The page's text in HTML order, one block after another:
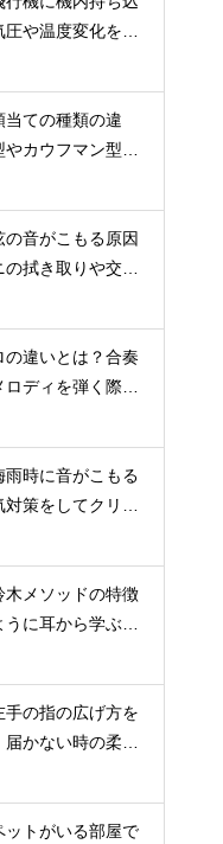
や温度変化を防
ての種類の違
やカウフマン型か
音がこもる原因
の拭き取りや交換
の違いとは？合奏
ロディを弾く際の
時に音がこもる
策をしてクリア
木メソッドの特徴
うに耳から学ぶ音
の指の広げ方を
届かない時の柔軟
ットがいる部屋で